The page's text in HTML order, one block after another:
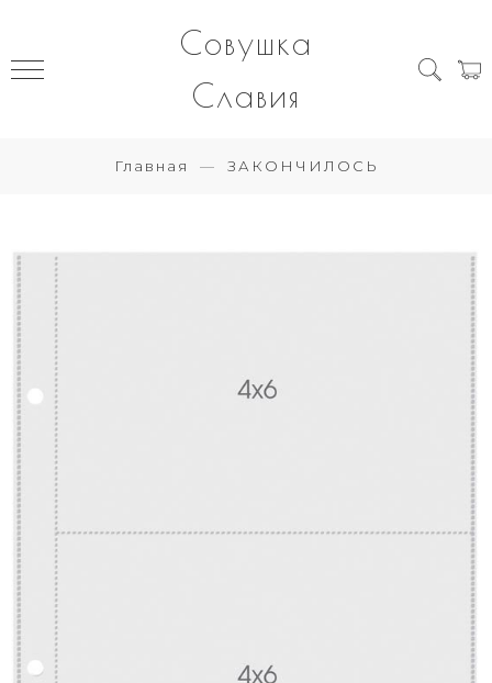
Совушка
Славия
Главная ЗАКОНЧИЛОСЬ